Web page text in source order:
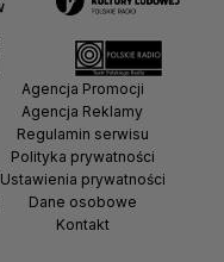
Agencja Promocji
Agencja Reklamy
Regulamin serwisu
Polityka prywatności
Ustawienia prywatności
Dane osobowe
Kontakt